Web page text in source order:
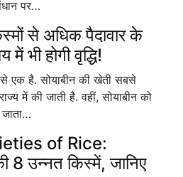
पर…
से अधिक पैदावार के
भी होगी वृद्धि!
एक है. सोयाबीन की खेती सबसे
में की जाती है. वहीं, सोयाबीन को
जाता…
of Rice:
8 उन्नत किस्में, जानिए